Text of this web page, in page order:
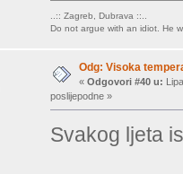
..:: Zagreb, Dubrava ::..
Do not argue with an idiot. He
Odg: Visoka
« Odgovori #40 u:
poslijepodne »
Svakog ljeta